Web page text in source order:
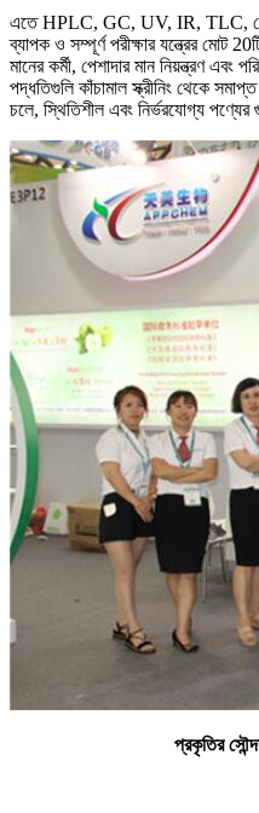
এতে HPLC, GC, UV, IR, TLC,
ব্যাপক ও সম্পূর্ণ পরীক্ষার যন্ত্রের মোট
মানের কর্মী, পেশাদার মান নিয়ন্ত্রণ এবং
পদ্ধতিগুলি কাঁচামাল স্ক্রীনিং থেকে
চলে, স্থিতিশীল এবং নির্ভরযোগ্য পণ্যের
প্রকৃতির